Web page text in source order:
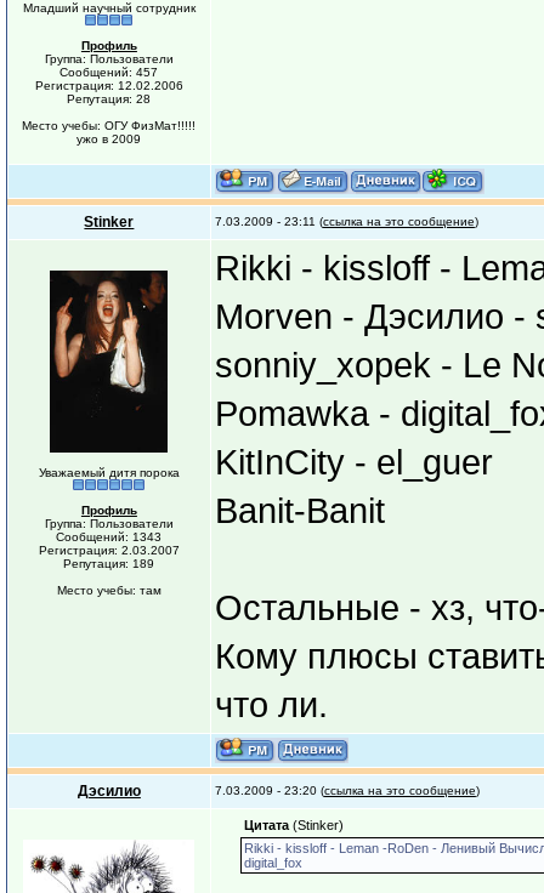
Младший научный сотрудник
Профиль
Группа: Пользователи
Сообщений: 457
Регистрация: 12.02.2006
Репутация: 28
Место учебы: ОГУ ФизМат!!!!!
ужо в 2009
Stinker 7.03.2009 - 23:11 (ссылка на это сообщение)
Уважаемый дитя порока
Профиль
Группа: Пользователи
Сообщений: 1343
Регистрация: 2.03.2007
Репутация: 189
Место учебы: там
Rikki - kissloff -
Morven - Дэсилио -
sonniy_xopek - Le
Pomawka -
KitInCity - el_guer
Banit-Banit
Остальные - хз,
Кому плюсы
что ли.
Дэсилио 7.03.2009 - 23:20 (ссылка на это сообщение)
Цитата(Stinker)
Rikki - kissloff - Leman -RoDen - Ленивый
digital_fox